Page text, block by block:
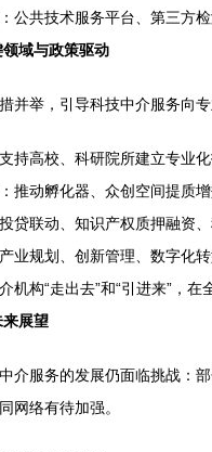
：公共技术服务平台、第三方
域与政策驱动
并举，引导科技中介服务向
支持高校、科研院所建立专业
：推动孵化器、众创空间提质
投贷联动、知识产权质押融资
业规划、创新管理、数字化
机构“走出去”和“引进来”，
展望
介服务的发展仍面临挑战：
网络有待加强。